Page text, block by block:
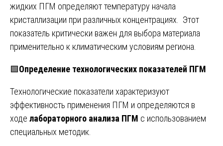
жидких ПГМ определяют температуру начала
кристаллизации при различных концентрациях. Этот
показатель критически важен для выбора материала
применительно к климатическим условиям региона.
🟩Определение технологических показателей ПГМ
Технологические показатели характеризуют
эффективность применения ПГМ и определяются в
ходе лабораторного анализа ПГМ с использованием
специальных методик.